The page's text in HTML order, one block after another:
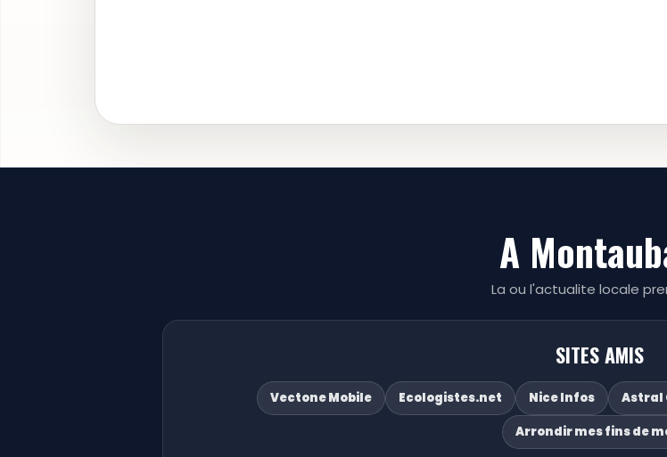
A
La ou l'actualite locale
SITES AMIS
Vectone Mobile Ecologistes.net Nice Infos Astral
Arrondir mes fins de